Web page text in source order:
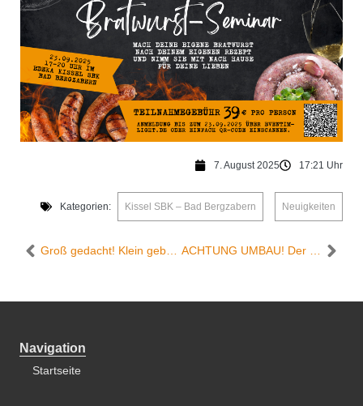
7. August 2025 17:21 Uhr
Kategorien: Kissel SBK – Bad Bergzabern Neuigkeiten
Navigation
Startseite